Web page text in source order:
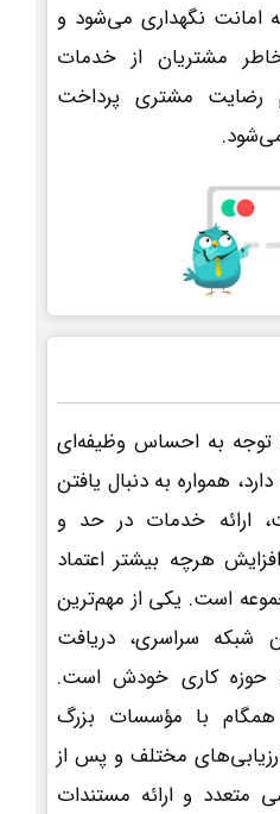
امانت نگهداری می‌شود و
مشتریان از خدمات
رضایت مشتری پرداخت
توجه به احساس وظیفه‌ای
همواره به دنبال یافتن
ارائه خدمات در حد و
هرچه بیشتر اعتماد
است. یکی از مهم‌ترین
شبکه سراسری، دریافت
حوزه کاری خودش است.
با مؤسسات بزرگ
مختلف و پس از
متعدد و ارائه مستندات